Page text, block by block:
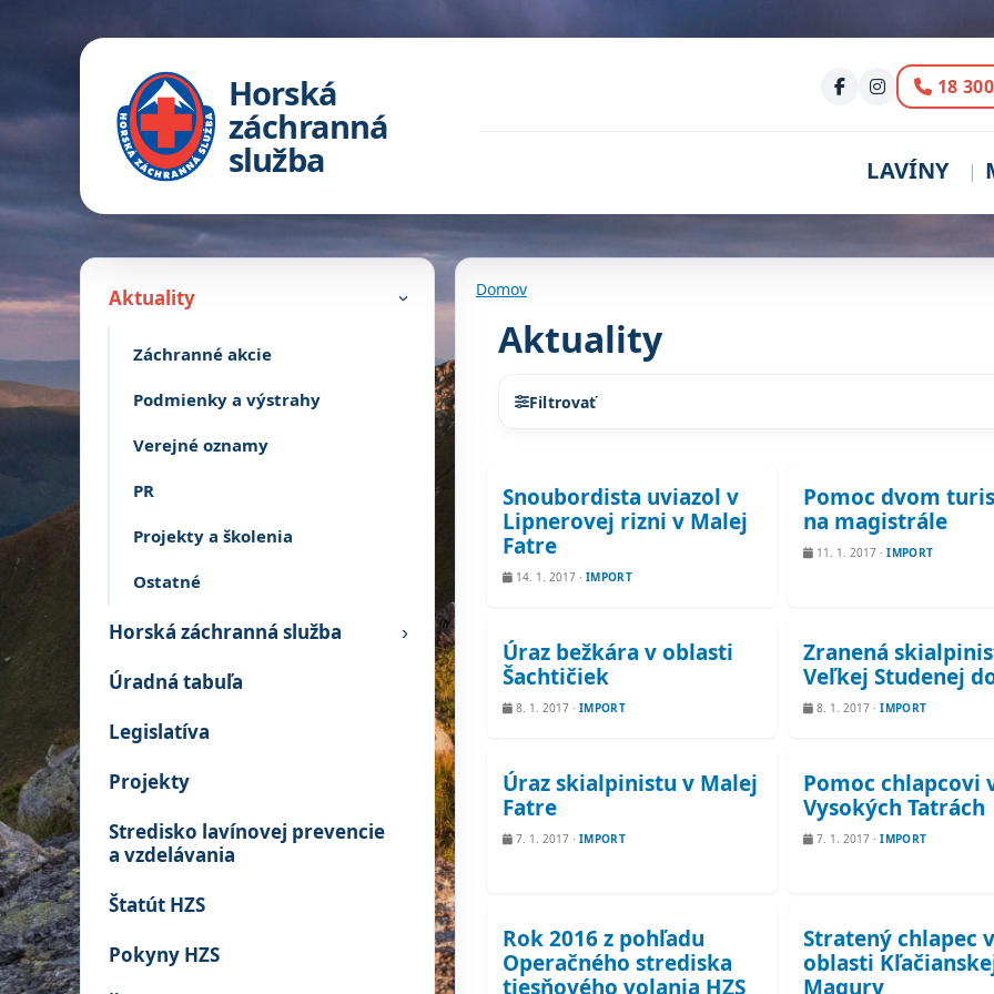
Horská
záchranná
služba
18 300
LAVÍNY
Aktuality ›
Záchranné akcie
Podmienky a výstrahy
Verejné oznamy
PR
Projekty a školenia
Ostatné
Horská záchranná služba ›
Úradná tabuľa
Legislatíva
Projekty
Stredisko lavínovej prevencie
a vzdelávania
Štatút HZS
Pokyny HZS
Domov
Aktuality
Filtrovať
Zoznam článkov
Snoubordista uviazol v
Lipnerovej rizni v Malej
Fatre
14. 1. 2017 · IMPORT
Pomoc dvom
na magistrále
11. 1. 2017· IMPORT
Úraz bežkára v oblasti
Šachtičiek
8. 1. 2017 · IMPORT
Zranená
Veľkej Studenej
8. 1. 2017· IMPORT
Úraz skialpinistu v Malej
Fatre
7. 1. 2017 · IMPORT
Pomoc chlapcovi
Vysokých Tatrách
7. 1. 2017· IMPORT
Rok 2016 z pohľadu
Operačného strediska
tiesňového volania HZS
Stratený chlapec v
oblasti
Magury